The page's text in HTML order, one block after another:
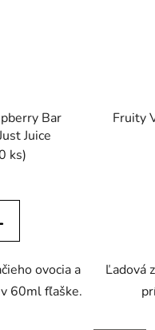
Bar
Juice
ks)
ovocia a
60ml fľaške.
Fruity
Ľadová